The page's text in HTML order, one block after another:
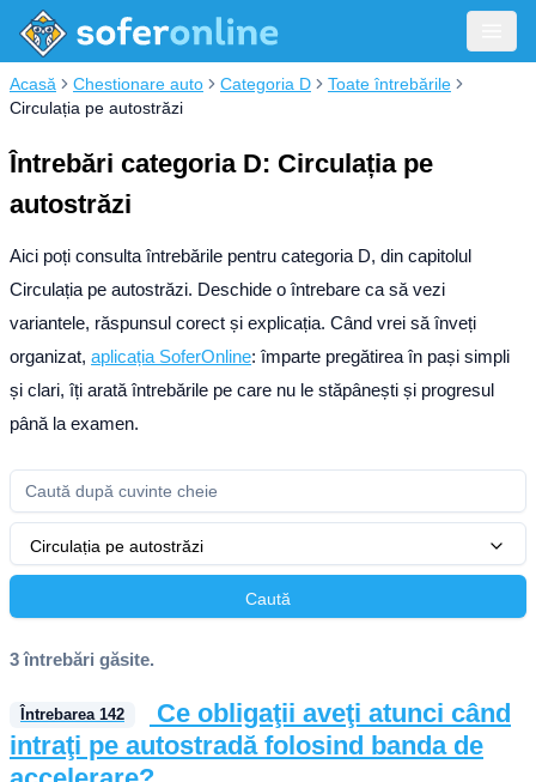
Acasă Chestionare auto Categoria D
Toate întrebările
Circulația pe autostrăzi
Întrebări categoria D: Circulația pe
autostrăzi
Aici poți consulta întrebările pentru categoria D, din capitolul
Circulația pe autostrăzi. Deschide o întrebare ca să vezi
variantele, răspunsul corect și explicația. Când vrei să înveți
organizat, aplicația SoferOnline: împarte pregătirea în pași simpli
și clari, îți arată întrebările pe care nu le stăpânești și progresul
până la examen.
Circulația pe autostrăzi
Caută
3 întrebări găsite.
Întrebarea 142
Ce obligaţii aveţi atunci când
intraţi pe autostradă folosind banda de